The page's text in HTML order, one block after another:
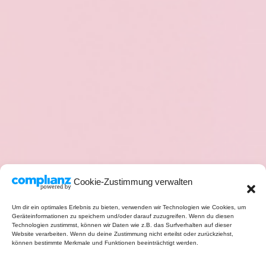
Cookie-Zustimmung verwalten
Um dir ein optimales Erlebnis zu bieten, verwenden wir Technologien wie Cookies, um
Geräteinformationen zu speichern und/oder darauf zuzugreifen. Wenn du diesen
Technologien zustimmst, können wir Daten wie z.B. das Surfverhalten auf dieser
Website verarbeiten. Wenn du deine Zustimmung nicht erteilst oder zurückziehst,
können bestimmte Merkmale und Funktionen beeinträchtigt werden.